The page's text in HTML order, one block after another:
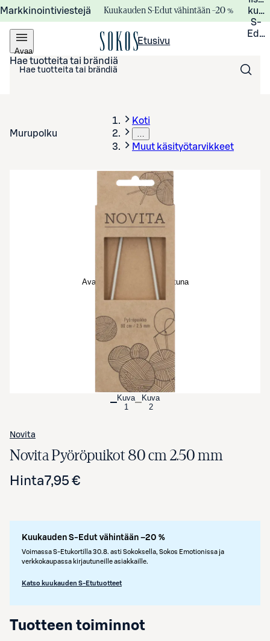
Markkinointiviestejä Kuukauden S-Edut vähintään –20 %
S-
Avaa
valikko
Etusivu
Hae tuotteita tai brändiä
Murupolku
Koti
…
Muut käsityötarvikkeet
Avaa tuotekuva suurennettuna
Kuva
1
Kuva
2
Novita
Novita Pyöröpuikot 80 cm 2.50 mm
Hinta7,95 €
Kuukauden S-Edut vähintään –20 %
Voimassa S-Etukortilla 30.8. asti Sokoksella, Sokos Emotionissa ja
verkkokaupassa kirjautuneille asiakkaille.
Katso kuukauden S-Etutuotteet
Tuotteen toiminnot